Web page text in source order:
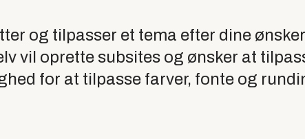
og tilpasser et tema efter dine
vil oprette subsites og ønsker at
for at tilpasse farver, fonte og